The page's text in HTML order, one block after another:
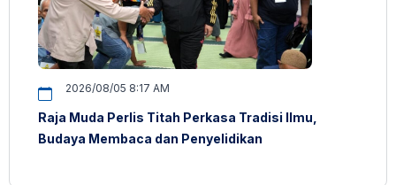
2026/08/05 8:17 AM
Raja Muda Perlis Titah Perkasa Tradisi Ilmu,
Budaya Membaca dan Penyelidikan